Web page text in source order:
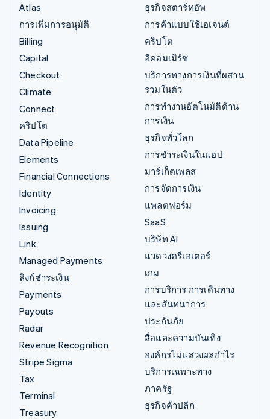
Atlas
การเพิ่มการอนุมัติ
Billing
Capital
Checkout
Climate
Connect
คริปโต
Data Pipeline
Elements
Financial Connections
Identity
Invoicing
Issuing
Link
Managed Payments
ลิงก์ชำระเงิน
Payments
Payouts
Radar
Revenue Recognition
Stripe Sigma
Tax
Terminal
Treasury
ธุรกิจสตาร์ทอัพ
การค้าแบบใช้เอเจนต์
คริปโต
อีคอมเมิร์ซ
บริการทางการเงินที่ผสาน
รวมในตัว
การทำงานอัตโนมัติด้าน
การเงิน
ธุรกิจทั่วโลก
การชำระเงินในแอป
มาร์เก็ตเพลส
การจัดการเงิน
แพลตฟอร์ม
SaaS
บริษัท AI
แวดวงครีเอเตอร์
เกม
การบริการ การเดินทาง
และสันทนาการ
ประกันภัย
สื่อและความบันเทิง
องค์กรไม่แสวงผลกำไร
บริการเฉพาะทาง
ภาครัฐ
ธุรกิจค้าปลีก